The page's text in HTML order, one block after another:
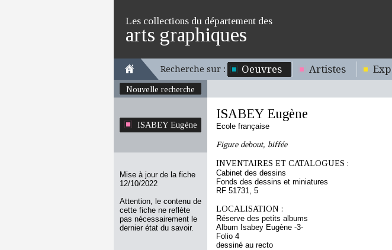
Les collections du département des
arts graphiques
Recherche sur : Oeuvres Artistes
Nouvelle recherche
ISABEY Eugène
Mise à jour de la fiche
12/10/2022
Attention, le contenu de
cette fiche ne reflète
pas nécessairement le
dernier état du savoir.
ISABEY Eugène
Ecole française
Figure debout, biffée
INVENTAIRES ET CATALOGUES :
Cabinet des dessins
Fonds des dessins et miniatures
RF 51731, 5
LOCALISATION :
Réserve des petits albums
Album Isabey Eugène -3-
Folio 4
dessiné au recto